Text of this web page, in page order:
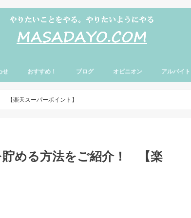
せ おすすめ！ ブログ オピニオン アルバイト
【楽天スーパーポイント】
貯める方法をご紹介！ 【楽